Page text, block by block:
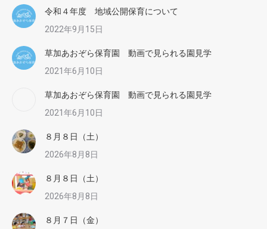
令和４年度 地域公開保育について
2022年9月15日
草加あおぞら保育園 動画で見られる園見学
2021年6月10日
草加あおぞら保育園 動画で見られる園見学
2021年6月10日
８月８日（土）
2026年8月8日
８月８日（土）
2026年8月8日
８月７日（金）